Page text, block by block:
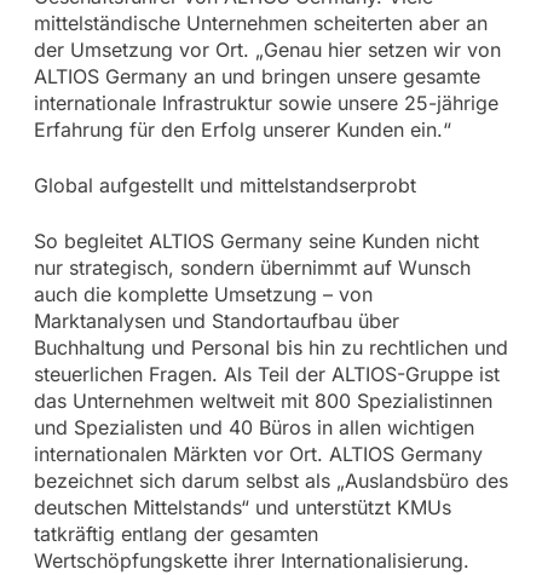
mittelständische Unternehmen scheiterten aber an
der Umsetzung vor Ort. „Genau hier setzen wir von
ALTIOS Germany an und bringen unsere gesamte
internationale Infrastruktur sowie unsere 25-jährige
Erfahrung für den Erfolg unserer Kunden ein.“
Global aufgestellt und mittelstandserprobt
So begleitet ALTIOS Germany seine Kunden nicht
nur strategisch, sondern übernimmt auf Wunsch
auch die komplette Umsetzung – von
Marktanalysen und Standortaufbau über
Buchhaltung und Personal bis hin zu rechtlichen und
steuerlichen Fragen. Als Teil der ALTIOS-Gruppe ist
das Unternehmen weltweit mit 800 Spezialistinnen
und Spezialisten und 40 Büros in allen wichtigen
internationalen Märkten vor Ort. ALTIOS Germany
bezeichnet sich darum selbst als „Auslandsbüro des
deutschen Mittelstands“ und unterstützt KMUs
tatkräftig entlang der gesamten
Wertschöpfungskette ihrer Internationalisierung.